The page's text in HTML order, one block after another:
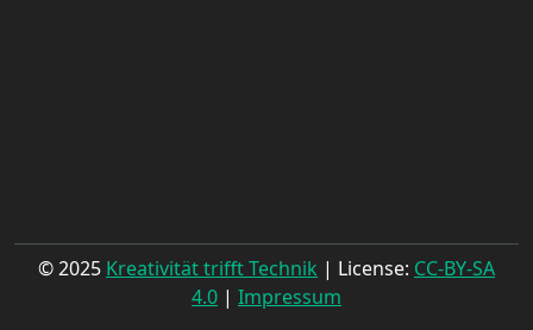
© 2025 Kreativität trifft Technik | License: CC-BY-SA
4.0 | Impressum